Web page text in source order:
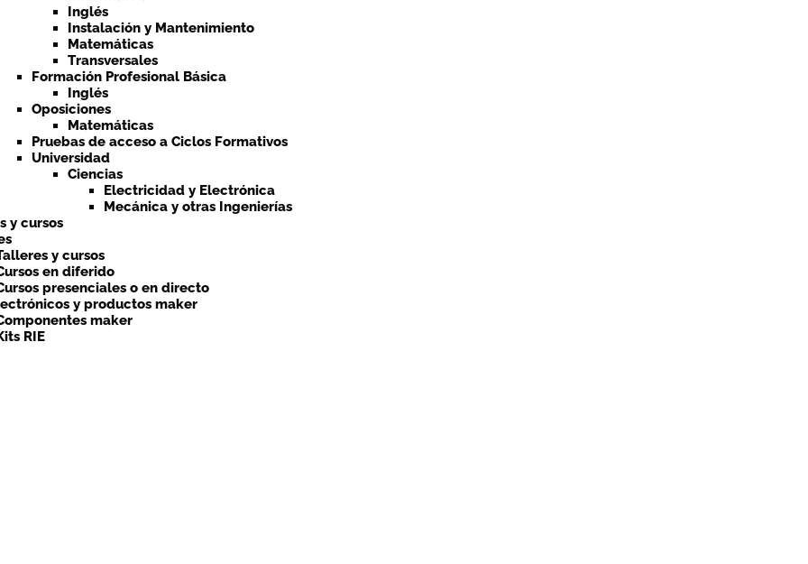
Inglés
Instalación y Mantenimiento
Matemáticas
Transversales
Formación Profesional Básica
Inglés
Oposiciones
Matemáticas
Pruebas de acceso a Ciclos Formativos
Universidad
Ciencias
Electricidad y Electrónica
Mecánica y otras Ingenierías
y cursos
y cursos
en diferido
presenciales o en directo
y productos maker
maker
RIE